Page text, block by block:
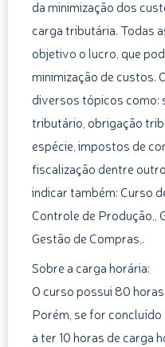
da minimização dos
carga tributária. Todas
objetivo o lucro, que
minimização de custos.
diversos tópicos como:
tributário, obrigação
espécie, impostos de
fiscalização dentre
indicar também: Curso
Controle de Produção,,
Gestão de Compras,.
Sobre a carga horária:
O curso possui 80
Porém, se for concluído
a ter 10 horas de carga